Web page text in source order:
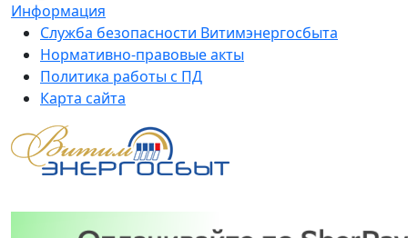
Информация
Служба безопасности Витимэнергосбыта
Нормативно-правовые акты
Политика работы с ПД
Карта сайта